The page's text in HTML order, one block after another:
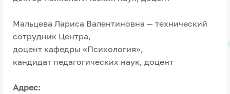
Мальцева Лариса Валентиновна — технический
сотрудник Центра,
доцент кафедры «Психология»,
кандидат педагогических наук, доцент
Адрес: